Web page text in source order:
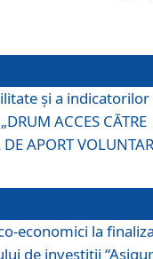
și a indicatorilor
ACCES CĂTRE
APORT
economici la
de investiții